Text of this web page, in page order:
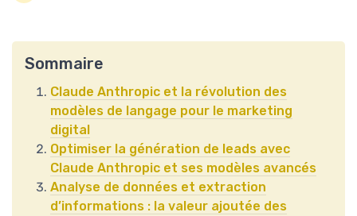
Sommaire
Claude Anthropic et la révolution des
modèles de langage pour le marketing
digital
Optimiser la génération de leads avec
Claude Anthropic et ses modèles avancés
Analyse de données et extraction
d’informations : la valeur ajoutée des